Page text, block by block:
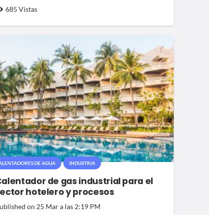
685 Vistas
DE AGUA INDUSTRIA
de gas industrial para el
hotelero y procesos
on 25 Mar a las 2:19 PM